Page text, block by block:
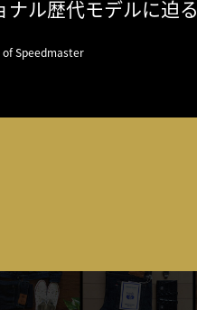
ナル歴代モデルに迫る
Speedmaster